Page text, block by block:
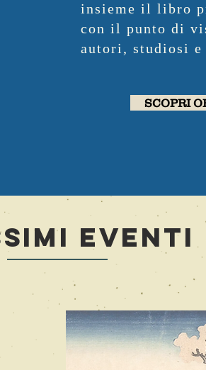
insieme il libro
con il punto di
autori, studiosi
SCOPRI
EventI